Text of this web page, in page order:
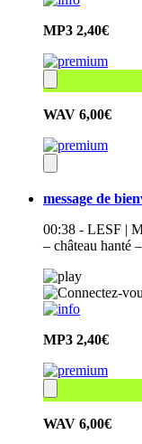
MP3 2,40€
WAV 6,00€
message de
00:38 - LESF |
– château hanté
MP3 2,40€
WAV 6,00€